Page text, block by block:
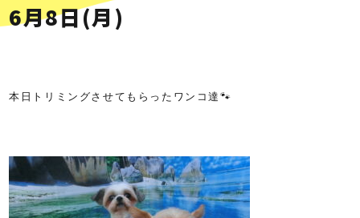
6月8日(月)
本日トリミングさせてもらったワンコ達🐾